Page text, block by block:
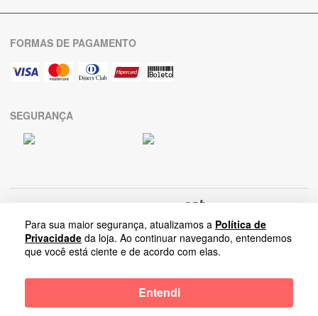
Para sua maior segurança, atualizamos a Política de
Privacidade da loja. Ao continuar navegando, entendemos
que você está ciente e de acordo com elas.
Entendi
FORMAS DE PAGAMENTO
SEGURANÇA